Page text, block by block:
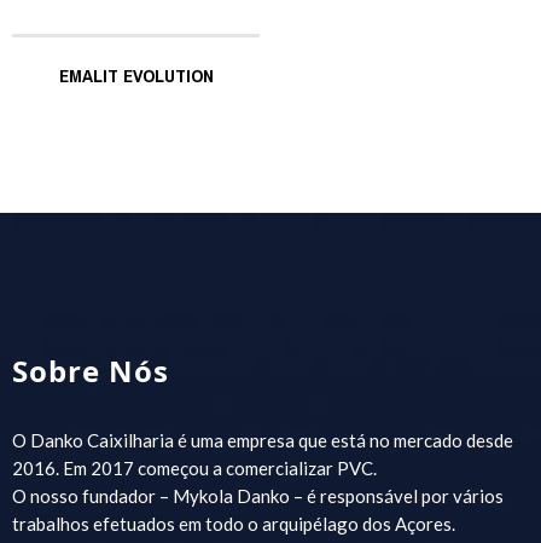
EMALIT EVOLUTION
Sobre Nós
O Danko Caixilharia é uma empresa que está no mercado desde
2016. Em 2017 começou a comercializar PVC.
O nosso fundador – Mykola Danko – é responsável por vários
trabalhos efetuados em todo o arquipélago dos Açores.